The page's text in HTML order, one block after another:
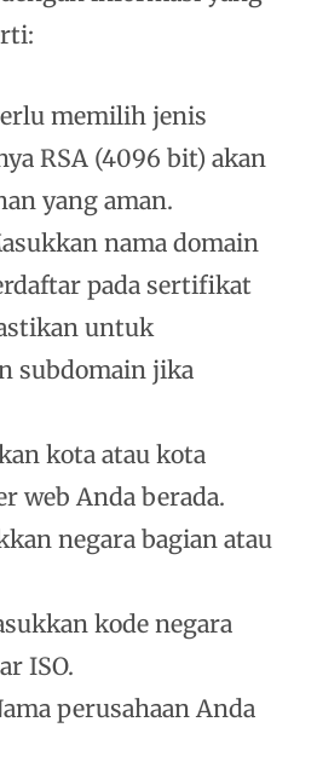
memilih jenis
RSA (4096 bit) akan
yang aman.
nama domain
pada sertifikat
untuk
subdomain jika
kota atau kota
web Anda berada.
negara bagian atau
kode negara
ISO.
perusahaan Anda